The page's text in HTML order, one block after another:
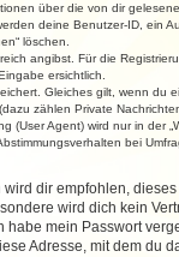
über die von dir
deine Benutzer-ID, ein
löschen.
angibst. Für die
ersichtlich.
Gleiches gilt, wenn du
zählen Private
Agent) wird nur in der
bei
dir empfohlen,
wird dich kein
mein Passwort
Adresse, mit dem du